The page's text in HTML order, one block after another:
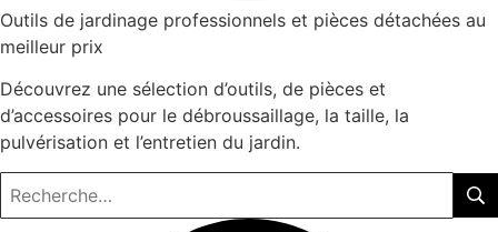
Outils de jardinage professionnels et pièces détachées au
meilleur prix
Découvrez une sélection d’outils, de pièces et
d’accessoires pour le débroussaillage, la taille, la
pulvérisation et l’entretien du jardin.